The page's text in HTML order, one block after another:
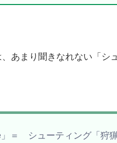
あまり聞きなれない「シ
」＝ シューティング「狩